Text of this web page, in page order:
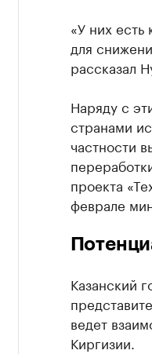
«У них
для
рассказал
Наряду с
странами
частности
проекта
феврале
Казанский
ведет
Киргизии.